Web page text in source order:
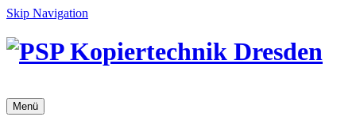
Skip Navigation
Menü